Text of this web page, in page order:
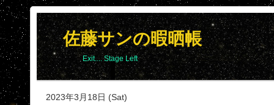
佐藤サンの暇晒帳
Exit.... Stage Left
2023年3月18日 (Sat)